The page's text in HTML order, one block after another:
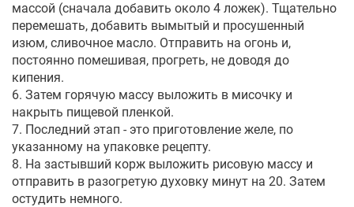
массой (сначала добавить около 4 ложек). Тщательно
перемешать, добавить вымытый и просушенный
изюм, сливочное масло. Отправить на огонь и,
постоянно помешивая, прогреть, не доводя до
кипения.
6. Затем горячую массу выложить в мисочку и
накрыть пищевой пленкой.
7. Последний этап - это приготовление желе, по
указанному на упаковке рецепту.
8. На застывший корж выложить рисовую массу и
отправить в разогретую духовку минут на 20. Затем
остудить немного.